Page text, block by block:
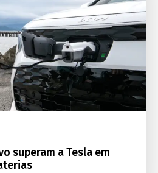
superam a Tesla em